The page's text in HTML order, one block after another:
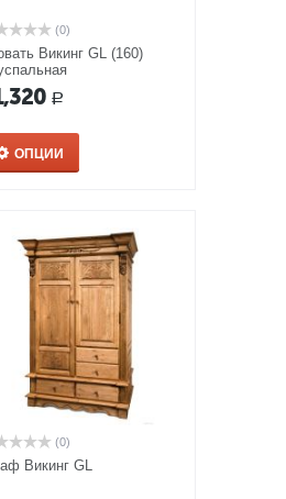
(0)
Викинг GL (160)
Р
ОПЦИИ
(0)
Викинг GL